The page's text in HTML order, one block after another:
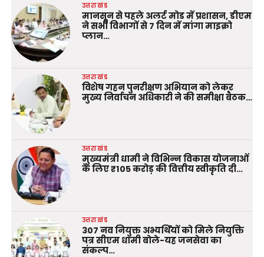
उत्तराखंड
मानसून से पहले अलर्ट मोड में प्रशासन, डीएम
ने सभी विभागों से 7 दिन में मांगा माइक्रो
प्लान…
उत्तराखंड
विशेष गहन पुनरीक्षण अभियान को लेकर
मुख्य निर्वाचन अधिकारी ने की समीक्षा बैठक…
उत्तराखंड
मुख्यमंत्री धामी ने विभिन्न विकास योजनाओं
के लिए ₹105 करोड़ की वित्तीय स्वीकृति दी…
उत्तराखंड
307 नव नियुक्त अभ्यर्थियों को मिले नियुक्ति
पत्र सीएम धामी बोले-यह जनसेवा का
संकल्प…